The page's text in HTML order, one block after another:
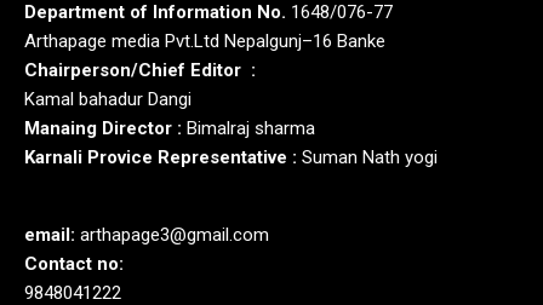
Department of Information No. 1648/076-77
Arthapage media Pvt.Ltd Nepalgunj–16 Banke
Chairperson/Chief Editor :
Kamal bahadur Dangi
Manaing Director : Bimalraj sharma
Karnali Provice Representative : Suman Nath yogi
email: arthapage3@gmail.com
Contact no:
9848041222